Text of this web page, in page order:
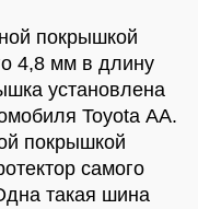
покрышкой
4,8 мм в длину
установлена
Toyota АА.
покрышкой
самого
такая шина